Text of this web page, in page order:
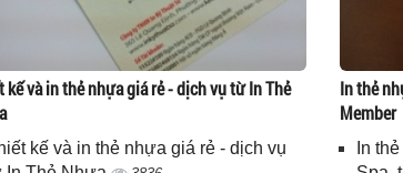
kế và in thẻ nhựa giá rẻ - dịch vụ từ In Thẻ
kế và in thẻ nhựa giá rẻ - dịch vụ
In thẻ
Member
In